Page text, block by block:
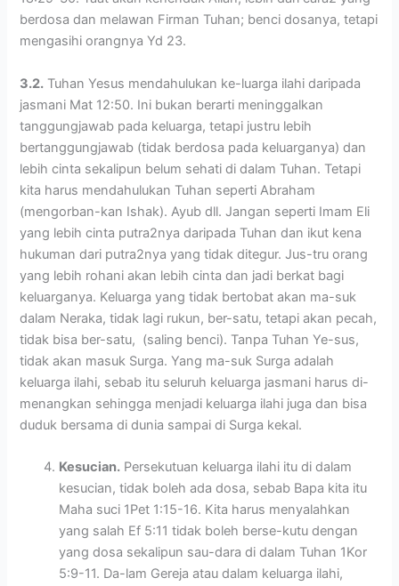
berdosa dan melawan Firman Tuhan; benci dosanya, tetapi
mengasihi orangnya Yd 23.
3.2. Tuhan Yesus mendahulukan ke-luarga ilahi daripada
jasmani Mat 12:50. Ini bukan berarti meninggalkan
tanggungjawab pada keluarga, tetapi justru lebih
bertanggungjawab (tidak berdosa pada keluarganya) dan
lebih cinta sekalipun belum sehati di dalam Tuhan. Tetapi
kita harus mendahulukan Tuhan seperti Abraham
(mengorban-kan Ishak). Ayub dll. Jangan seperti Imam Eli
yang lebih cinta putra2nya daripada Tuhan dan ikut kena
hukuman dari putra2nya yang tidak ditegur. Jus-tru orang
yang lebih rohani akan lebih cinta dan jadi berkat bagi
keluarganya. Keluarga yang tidak bertobat akan ma-suk
dalam Neraka, tidak lagi rukun, ber-satu, tetapi akan pecah,
tidak bisa ber-satu, (saling benci). Tanpa Tuhan Ye-sus,
tidak akan masuk Surga. Yang ma-suk Surga adalah
keluarga ilahi, sebab itu seluruh keluarga jasmani harus di-
menangkan sehingga menjadi keluarga ilahi juga dan bisa
duduk bersama di dunia sampai di Surga kekal.
Kesucian. Persekutuan keluarga ilahi itu di dalam
kesucian, tidak boleh ada dosa, sebab Bapa kita itu
Maha suci 1Pet 1:15-16. Kita harus menyalahkan
yang salah Ef 5:11 tidak boleh berse-kutu dengan
yang dosa sekalipun sau-dara di dalam Tuhan 1Kor
5:9-11. Da-lam Gereja atau dalam keluarga ilahi,